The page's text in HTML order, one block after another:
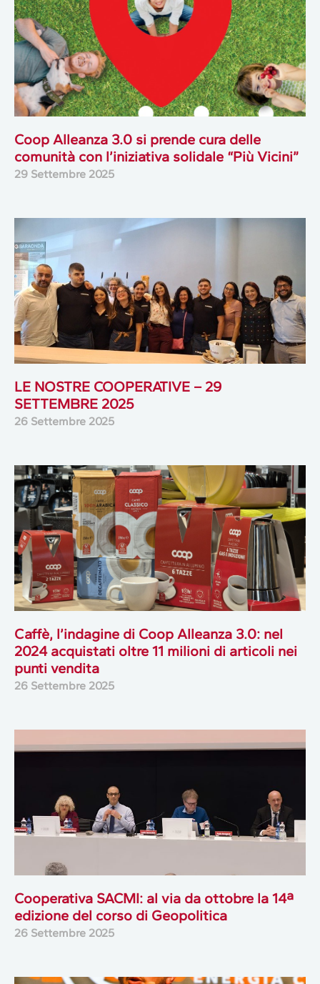
Coop Alleanza 3.0 si prende cura delle
comunità con l’iniziativa solidale “Più Vicini”
29 Settembre 2025
LE NOSTRE COOPERATIVE – 29
SETTEMBRE 2025
26 Settembre 2025
Caffè, l’indagine di Coop Alleanza 3.0: nel
2024 acquistati oltre 11 milioni di articoli nei
punti vendita
26 Settembre 2025
Cooperativa SACMI: al via da ottobre la 14ª
edizione del corso di Geopolitica
26 Settembre 2025